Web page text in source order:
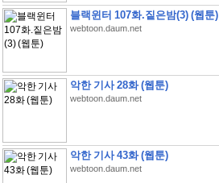
블랙윈터 107화.짙은밤(3) (웹툰)
webtoon.daum.net
악한 기사 28화 (웹툰)
webtoon.daum.net
악한 기사 43화 (웹툰)
webtoon.daum.net